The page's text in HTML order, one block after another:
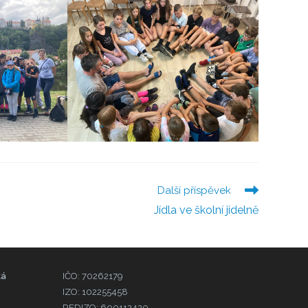
Další příspěvek
Jídla ve školní jídelně
IČO: 70262179
IZO: 102255458